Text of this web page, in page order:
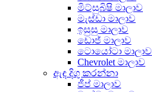
මිට්සුබිෂි මාලාව
මැස්ඩා මාලාව
ඉසුසු මාලාව
ඩොජ් මාලාව
ටොයෝටා මාලාව
Chevrolet මාලාව
ඇඳ දිගු කරන්නා
ජීප් මාලාව